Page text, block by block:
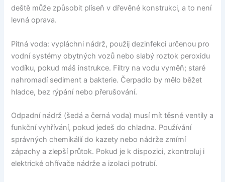
deště může způsobit plíseň v dřevěné konstrukci, a to není
levná oprava.
Pitná voda: vypláchni nádrž, použij dezinfekci určenou pro
vodní systémy obytných vozů nebo slabý roztok peroxidu
vodíku, pokud máš instrukce. Filtry na vodu vyměň; staré
nahromadí sediment a bakterie. Čerpadlo by mělo běžet
hladce, bez rýpání nebo přerušování.
Odpadní nádrž (šedá a černá voda) musí mít těsné ventily a
funkční vyhřívání, pokud jedeš do chladna. Používání
správných chemikálií do kazety nebo nádrže zmírní
zápachy a zlepší průtok. Pokud je k dispozici, zkontroluj i
elektrické ohřívače nádrže a izolaci potrubí.